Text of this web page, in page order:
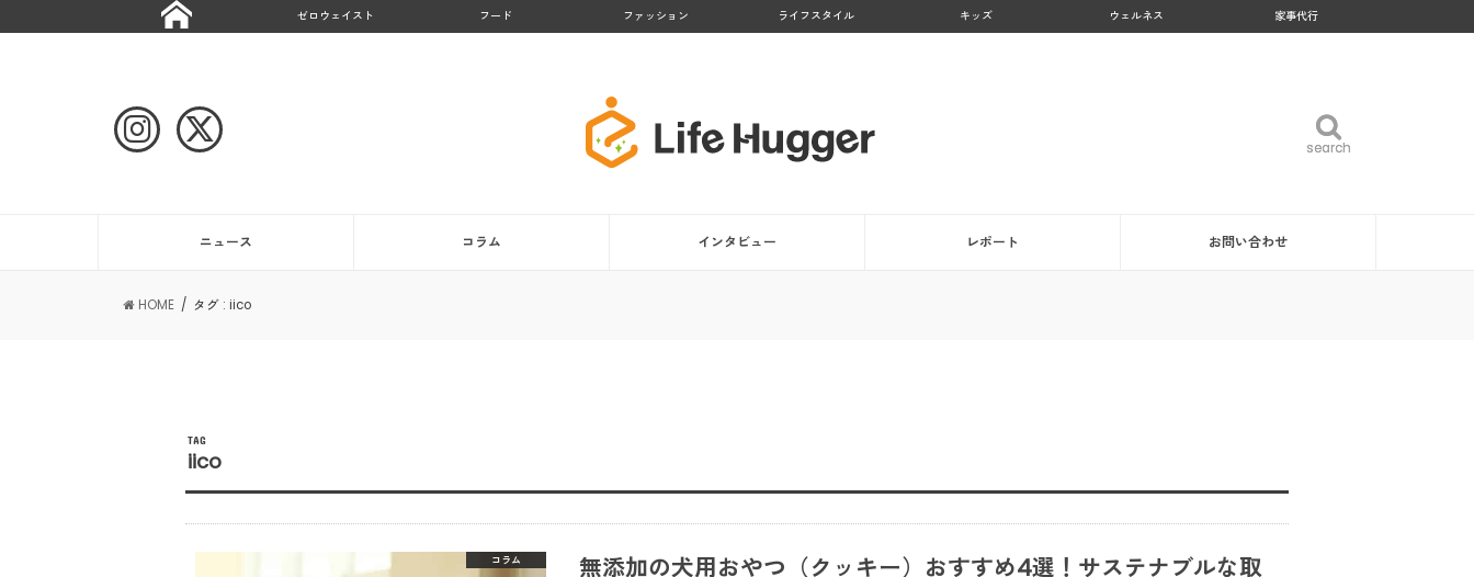
ゼロウェイスト フード ファッション ライフスタイル キッズ ウェルネス 家事代行
search
search
ニュース コラム インタビュー レポート お問い合わせ
HOME タグ : iico
TAG
iico
コラム
無添加の犬用おやつ（クッキー）おすすめ4選！サステナブルな取